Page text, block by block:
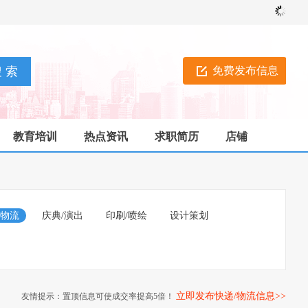
免费发布信息
教育培训 热点资讯 求职简历 店铺
流 庆典/演出 印刷/喷绘 设计策划
友情提示：置顶信息可使成交率提高5倍！ 立即发布快递/物流信息>>